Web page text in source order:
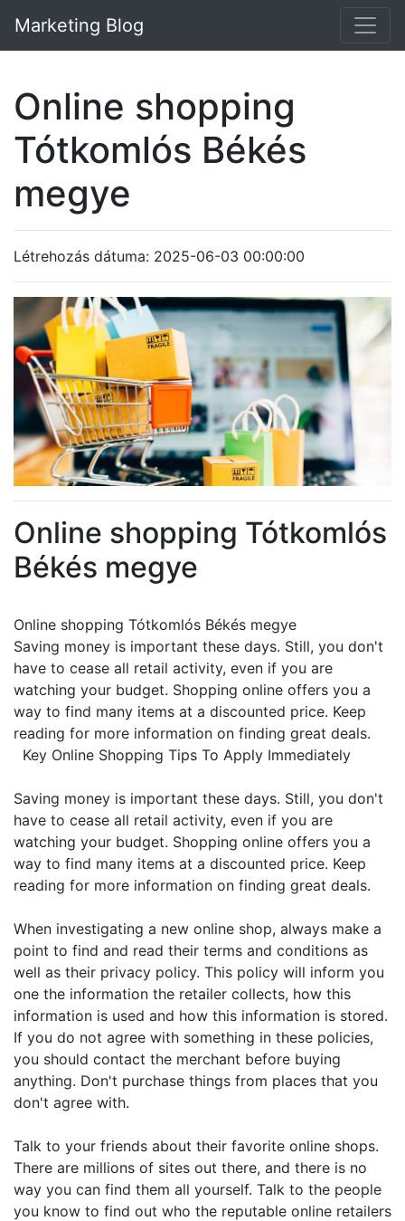
Marketing Blog
Online shopping
Tótkomlós Békés
megye
Létrehozás dátuma: 2025-06-03 00:00:00
Online shopping Tótkomlós
Békés megye
Online shopping Tótkomlós Békés megye
Saving money is important these days. Still, you don't
have to cease all retail activity, even if you are
watching your budget. Shopping online offers you a
way to find many items at a discounted price. Keep
reading for more information on finding great deals.
Key Online Shopping Tips To Apply Immediately
Saving money is important these days. Still, you don't
have to cease all retail activity, even if you are
watching your budget. Shopping online offers you a
way to find many items at a discounted price. Keep
reading for more information on finding great deals.
When investigating a new online shop, always make a
point to find and read their terms and conditions as
well as their privacy policy. This policy will inform you
one the information the retailer collects, how this
information is used and how this information is stored.
If you do not agree with something in these policies,
you should contact the merchant before buying
anything. Don't purchase things from places that you
don't agree with.
Talk to your friends about their favorite online shops.
There are millions of sites out there, and there is no
way you can find them all yourself. Talk to the people
you know to find out who the reputable online retailers